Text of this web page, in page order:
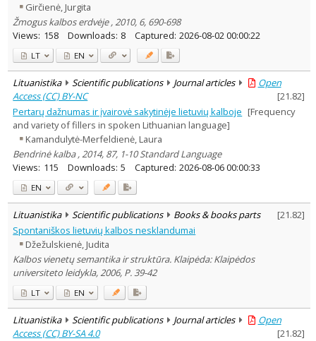
Girčienė, Jurgita
Žmogus kalbos erdvėje , 2010, 6, 690-698
Views: 158 Downloads: 8 Captured: 2026-08-02 00:00:22
LT EN
Lituanistika Scientific publications Journal articles
Open
Access (CC) BY-NC
[21.82]
Pertarų dažnumas ir įvairovė sakytinėje lietuvių kalboje [Frequency
and variety of fillers in spoken Lithuanian language]
Kamandulytė-Merfeldienė, Laura
Bendrinė kalba , 2014, 87, 1-10 Standard Language
Views: 115 Downloads: 5 Captured: 2026-08-06 00:00:33
EN
Lituanistika Scientific publications Books & books parts [21.82]
Spontaniškos lietuvių kalbos nesklandumai
Džežulskienė, Judita
Kalbos vienetų semantika ir struktūra. Klaipėda: Klaipėdos
universiteto leidykla, 2006, P. 39-42
LT EN
Lituanistika Scientific publications Journal articles
Open
Access (CC) BY-SA 4.0
[21.82]